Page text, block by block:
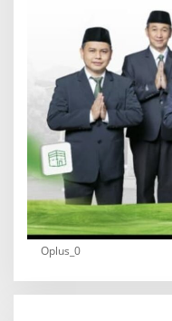
Oplus_0